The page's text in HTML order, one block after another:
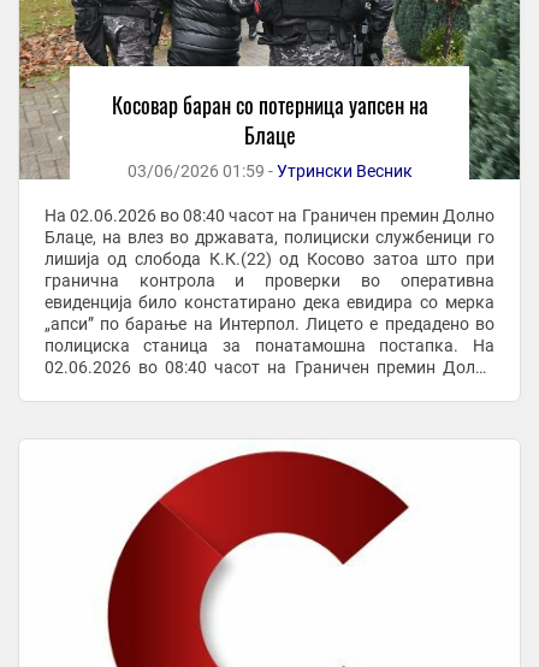
Косовар баран со потерница уапсен на
Блаце
03/06/2026 01:59 -Утрински Весник
На 02.06.2026 во 08:40 часот на Граничен премин Долно
Блаце, на влез во државата, полициски службеници го
лишија од слобода К.К.(22) од Косово затоа што при
гранична контрола и проверки во оперативна
евиденција било констатирано дека евидира со мерка
„апси” по барање на Интерпол. Лицето е предадено во
полициска станица за понатамошна постапка. На
02.06.2026 во 08:40 часот на Граничен премин Долно